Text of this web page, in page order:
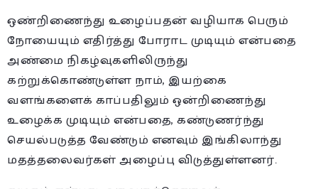
ஒண்றிணைந்து உழைப்பதன் வழியாக பெரும்
நோயையும் எதிர்த்து போராட முடியும் என்பதை
அண்மை நிகழ்வுகளிலிருந்து
கற்றுக்கொண்டுள்ள நாம், இயற்கை
வளங்களைக் காப்பதிலும் ஒன்றிணைந்து
உழைக்க முடியும் என்பதை, கண்டுணர்ந்து
செயல்படுத்த வேண்டும் எனவும் இங்கிலாந்து
மதத்தலைவர்கள் அழைப்பு விடுத்துள்ளனர்.